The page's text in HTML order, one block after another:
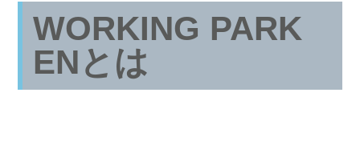
WORKING PARK
ENとは